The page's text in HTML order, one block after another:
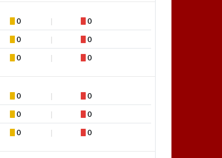
0 0
0 0
0 0
0 0
0 0
0 0